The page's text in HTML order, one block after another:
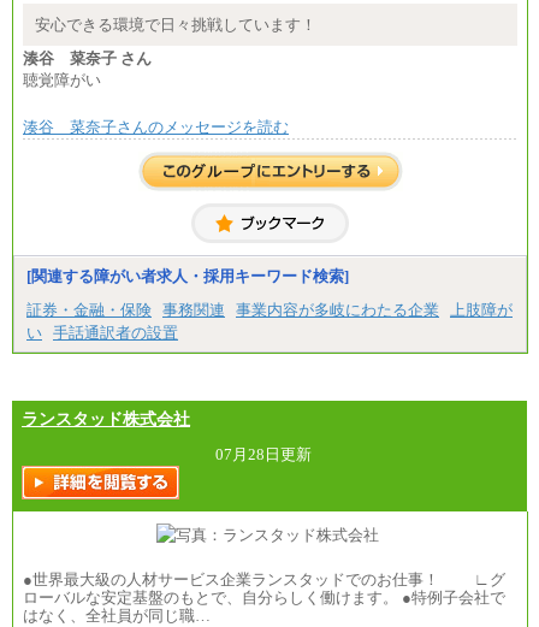
安心できる環境で日々挑戦しています！
湊谷 菜奈子 さん
聴覚障がい
湊谷 菜奈子さんのメッセージを読む
[関連する障がい者求人・採用キーワード検索]
証券・金融・保険 事務関連 事業内容が多岐にわたる企業
上肢障が
い 手話通訳者の設置
ランスタッド株式会社
07月28日更新
●世界最大級の人材サービス企業ランスタッドでのお仕事！ ∟グ
ローバルな安定基盤のもとで、自分らしく働けます。 ●特例子会社で
はなく、全社員が同じ職…